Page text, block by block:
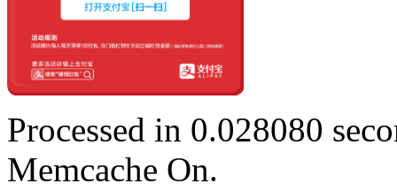
Processed in 0.028080
Memcache On.